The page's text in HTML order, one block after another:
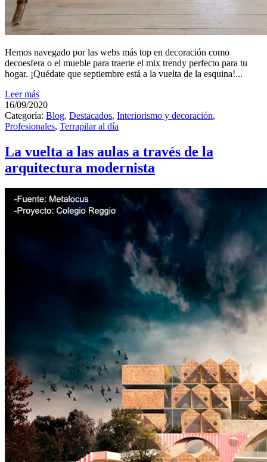
Hemos navegado por las webs más top en decoración como
decoesfera o el mueble para traerte el mix trendy perfecto para tu
hogar. ¡Quédate que septiembre está a la vuelta de la esquina!...
Leer más
16/09/2020
Categoría: Blog, Destacados, Interiorismo y decoración,
Profesionales, Terrapilar al día
La vuelta a las aulas a través de la
arquitectura modernista